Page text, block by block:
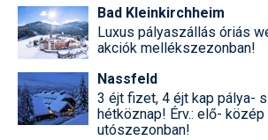
Bad Kleinkirchheim
Luxus pályaszállás óriás
akciók mellékszezonban!
Nassfeld
3 éjt fizet, 4 éjt kap pálya-
hétköznap! Érv.: elő- közép
utószezonban!